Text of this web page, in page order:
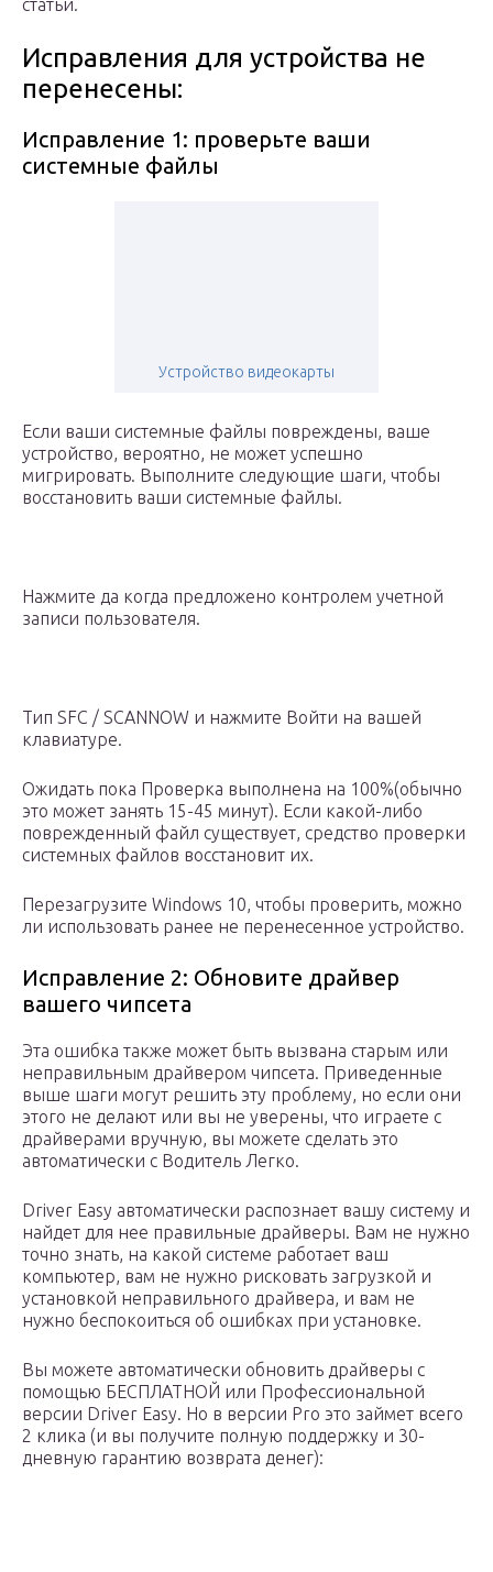
статьи.
Исправления для устройства не
перенесены:
Исправление 1: проверьте ваши
системные файлы
Устройство видеокарты
Если ваши системные файлы повреждены, ваше
устройство, вероятно, не может успешно
мигрировать. Выполните следующие шаги, чтобы
восстановить ваши системные файлы.
Нажмите да когда предложено контролем учетной
записи пользователя.
Тип SFC / SCANNOW и нажмите Войти на вашей
клавиатуре.
Ожидать пока Проверка выполнена на 100%(обычно
это может занять 15-45 минут). Если какой-либо
поврежденный файл существует, средство проверки
системных файлов восстановит их.
Перезагрузите Windows 10, чтобы проверить, можно
ли использовать ранее не перенесенное устройство.
Исправление 2: Обновите драйвер
вашего чипсета
Эта ошибка также может быть вызвана старым или
неправильным драйвером чипсета. Приведенные
выше шаги могут решить эту проблему, но если они
этого не делают или вы не уверены, что играете с
драйверами вручную, вы можете сделать это
автоматически с Водитель Легко.
Driver Easy автоматически распознает вашу систему и
найдет для нее правильные драйверы. Вам не нужно
точно знать, на какой системе работает ваш
компьютер, вам не нужно рисковать загрузкой и
установкой неправильного драйвера, и вам не
нужно беспокоиться об ошибках при установке.
Вы можете автоматически обновить драйверы с
помощью БЕСПЛАТНОЙ или Профессиональной
версии Driver Easy. Но в версии Pro это займет всего
2 клика (и вы получите полную поддержку и 30-
дневную гарантию возврата денег):